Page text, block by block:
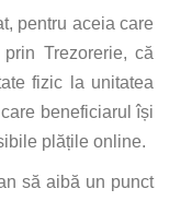
pentru aceia care
Trezorerie, că
fizic la unitatea
beneficiarul își
plățile online.
să aibă un punct